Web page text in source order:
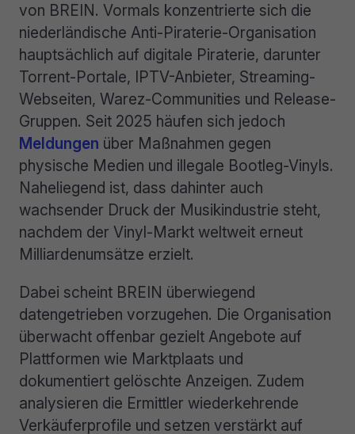
von BREIN. Vormals konzentrierte sich die
niederländische Anti-Piraterie-Organisation
hauptsächlich auf digitale Piraterie, darunter
Torrent-Portale, IPTV-Anbieter, Streaming-
Webseiten, Warez-Communities und Release-
Gruppen. Seit 2025 häufen sich jedoch
Meldungen über Maßnahmen gegen
physische Medien und illegale Bootleg-Vinyls.
Naheliegend ist, dass dahinter auch
wachsender Druck der Musikindustrie steht,
nachdem der Vinyl-Markt weltweit erneut
Milliardenumsätze erzielt.
Dabei scheint BREIN überwiegend
datengetrieben vorzugehen. Die Organisation
überwacht offenbar gezielt Angebote auf
Plattformen wie Marktplaats und
dokumentiert gelöschte Anzeigen. Zudem
analysieren die Ermittler wiederkehrende
Verkäuferprofile und setzen verstärkt auf